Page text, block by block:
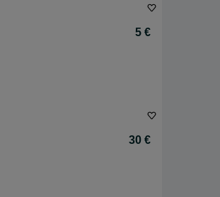
5 €
30 €